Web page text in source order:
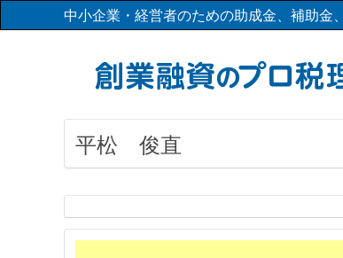
中小企業・経営者のための助成金、補助
平松 俊直